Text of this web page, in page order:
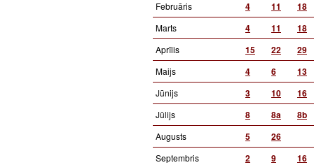
Februāris 4 11 18
Marts 4 11 18
Aprīlis 15 22 29
Maijs 4 6 13
Jūnijs 3 10 16
Jūlijs 8 8a 8b
Augusts 5 26
Septembris 2 9 16